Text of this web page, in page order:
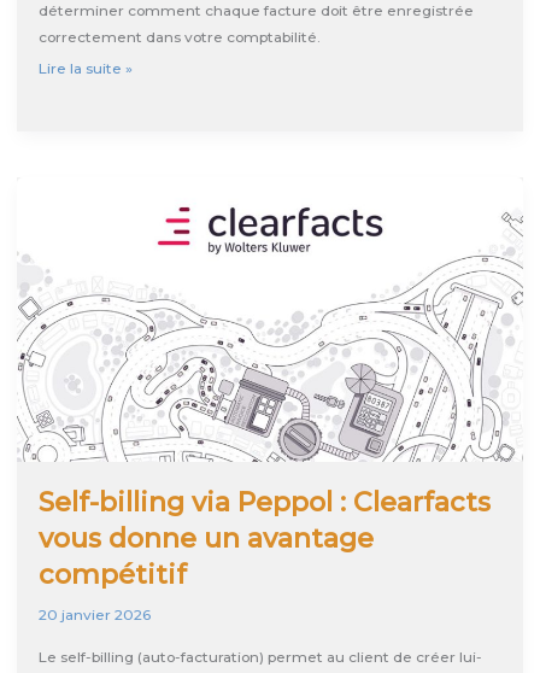
déterminer comment chaque facture doit être enregistrée
correctement dans votre comptabilité.
L’e-
l’encodage
Lire la suite »
Self-billing via Peppol : Clearfacts
vous donne un avantage
compétitif
20 janvier 2026
Le self-billing (auto-facturation) permet au client de créer lui-